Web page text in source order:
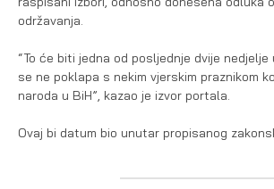
održavanja.
“To će biti jedna od posljednje dvije nedjelje
se ne poklapa s nekim vjerskim praznikom
naroda u BiH”, kazao je izvor portala.
Ovaj bi datum bio unutar propisanog